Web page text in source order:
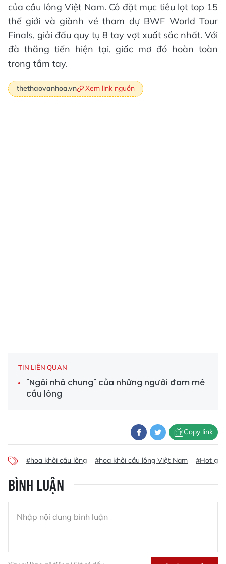
của cầu lông Việt Nam. Cô đặt mục tiêu lọt top 15
thế giới và giành vé tham dự BWF World Tour
Finals, giải đấu quy tụ 8 tay vợt xuất sắc nhất. Với
đà thăng tiến hiện tại, giấc mơ đó hoàn toàn
trong tầm tay.
thethaovanhoa.vn Xem link nguồn
TIN LIÊN QUAN
"Ngôi nhà chung" của những người đam mê
cầu lông
Copy link
#hoa khôi cầu lông #hoa khôi cầu lông Việt Nam #Hot girl
BÌNH LUẬN